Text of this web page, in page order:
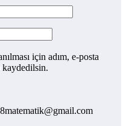
için adım, e-posta
kaydedilsin.